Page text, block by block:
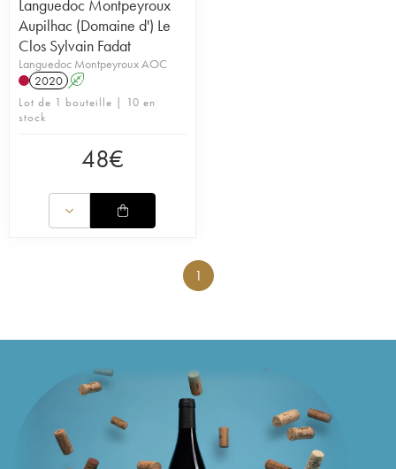
Languedoc Montpeyroux
Aupilhac (Domaine d') Le
Clos Sylvain Fadat
Languedoc Montpeyroux AOC
2020 A
Lot de 1 bouteille | 10 en
stock
48€
1